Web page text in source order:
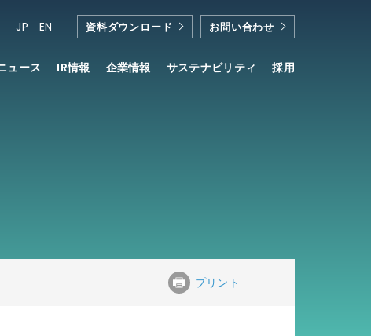
ュース IR情報 企業情報 サステナビリティ 採用
JP EN 資料ダウンロード お問い合わせ
プリント